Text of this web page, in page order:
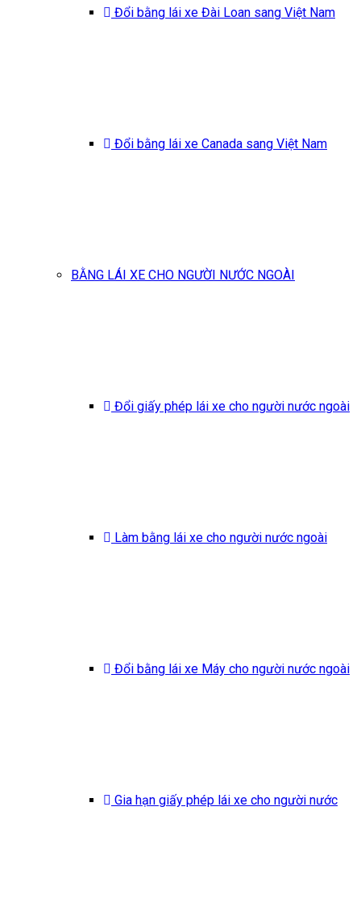
Đổi bằng lái xe Đài Loan sang Việt Nam
Đổi bằng lái xe Canada sang Việt Nam
BẰNG LÁI XE CHO NGƯỜI NƯỚC NGOÀI
Đổi giấy phép lái xe cho người nước ngoài
Làm bằng lái xe cho người nước ngoài
Đổi bằng lái xe Máy cho người nước ngoài
Gia hạn giấy phép lái xe cho người nước